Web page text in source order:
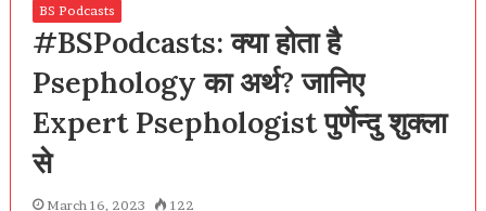
BS Podcasts
#BSPodcasts: क्या होता है
Psephology का अर्थ? जानिए
Expert Psephologist पुर्णेन्दु शुक्ला
से
March 16, 2023 122